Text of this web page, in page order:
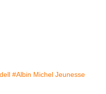
#Albin Michel Jeunesse